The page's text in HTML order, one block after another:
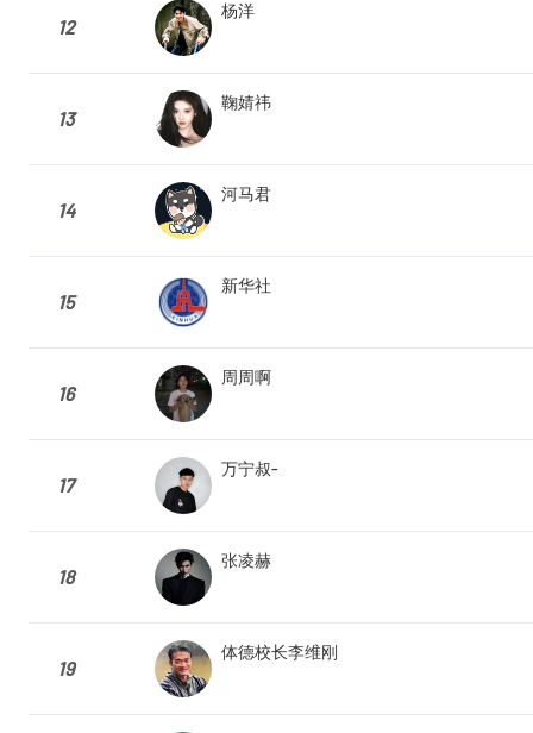
12
杨洋
13
鞠婧祎
14
河马君
15
新华社
16
周周啊
17
万宁叔-
18
张凌赫
19
体德校长李维刚